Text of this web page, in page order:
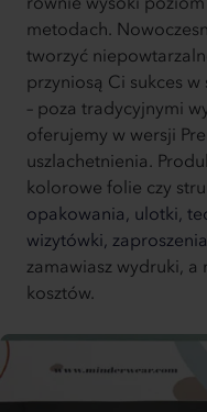
równie wysoki
metodach.
tworzyć
przyniosą Ci sukces
– poza tradycyjnymi
oferujemy w wersji
uszlachetnienia.
kolorowe folie czy
opakowania, ulotki,
wizytówki,
zamawiasz wydruki, a
kosztów.